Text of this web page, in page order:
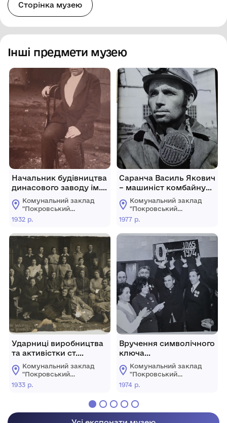
Сторінка музею
Інші предмети музею
Начальник будівництва
динасового заводу ім.
Дзержинського тов.
Васильєв.
Комунальний заклад
"Покровський
історичний музей"
1932 р.
Ударниці виробництва
та активістки ст.
Гришине.
Комунальний заклад
"Покровський
історичний музей"
1933 р.
Саранча Василь Якович
– машиніст комбайну
дільниці № 3 шахти ім.
Димитрова
виробничого
об'єднання
"Красноармійськвугілля",
представник
шахтарської династії.
Комунальний заклад
"Покровський
історичний музей"
1977 р.
Вручення символічного
ключа
експлуатаційникам
шахти
"Красноармійська-
Капітальна" (імені
Стаханова)
виробничого
об'єднання
Комунальний заклад
"Покровський
історичний музей"
1974 р.